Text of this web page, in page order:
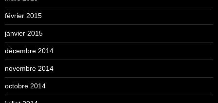
février 2015
janvier 2015
décembre 2014
novembre 2014
octobre 2014